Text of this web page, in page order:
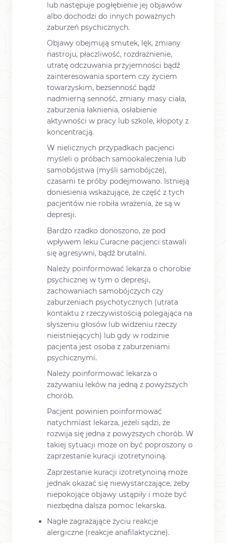
lub następuje pogłębienie jej objawów
albo dochodzi do innych poważnych
zaburzeń psychicznych.
Objawy obejmują smutek, lęk, zmiany
nastroju, płaczliwość, rozdrażnienie,
utratę odczuwania przyjemności bądź
zainteresowania sportem czy życiem
towarzyskim, bezsenność bądź
nadmierną senność, zmiany masy ciała,
zaburzenia łaknienia, osłabienie
aktywności w pracy lub szkole, kłopoty z
koncentracją.
W nielicznych przypadkach pacjenci
myśleli o próbach samookaleczenia lub
samobójstwa (myśli samobójcze),
czasami te próby podejmowano. Istnieją
doniesienia wskazujące, że część z tych
pacjentów nie robiła wrażenia, że są w
depresji.
Bardzo rzadko donoszono, że pod
wpływem leku Curacne pacjenci stawali
się agresywni, bądź brutalni.
Należy poinformować lekarza o chorobie
psychicznej w tym o depresji,
zachowaniach samobójczych czy
zaburzeniach psychotycznych (utrata
kontaktu z rzeczywistością polegająca na
słyszeniu głosów lub widzeniu rzeczy
nieistniejących) lub gdy w rodzinie
pacjenta jest osoba z zaburzeniami
psychicznymi.
Należy poinformować lekarza o
zażywaniu leków na jedną z powyższych
chorób.
Pacjent powinien poinformować
natychmiast lekarza, jeżeli sądzi, że
rozwija się jedna z powyższych chorób. W
takiej sytuacji może on być poproszony o
zaprzestanie kuracji izotretynoiną.
Zaprzestanie kuracji izotretynoiną może
jednak okazać się niewystarczające, żeby
niepokojące objawy ustąpiły i może być
niezbędna dalsza pomoc lekarska.
Nagłe zagrażające życiu reakcje
alergiczne (reakcje anafilaktyczne).